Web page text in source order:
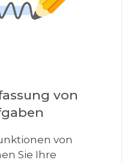
von
von
Sie Ihre